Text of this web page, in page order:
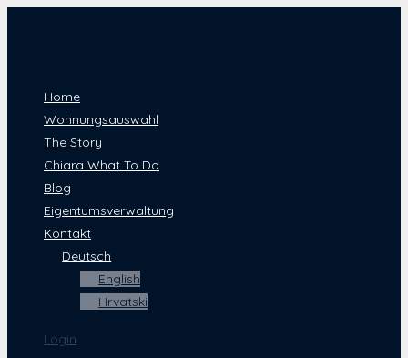
Home
Wohnungsauswahl
The Story
Chiara What To Do
Blog
Eigentumsverwaltung
Kontakt
Deutsch
English
Hrvatski
Login